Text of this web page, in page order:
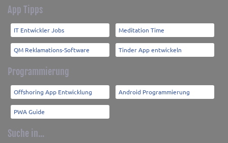
App Tipps
IT Entwickler Jobs Meditation Time
QM Reklamations-Software Tinder App entwickeln
Programmierung
Offshoring App Entwicklung Android Programmierung
PWA Guide
Suche in...